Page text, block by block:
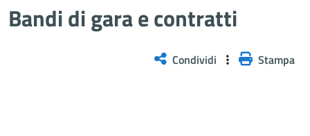
Bandi di gara e contratti
Condividi Stampa